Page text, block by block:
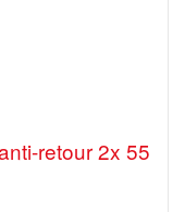
retour 2x 55